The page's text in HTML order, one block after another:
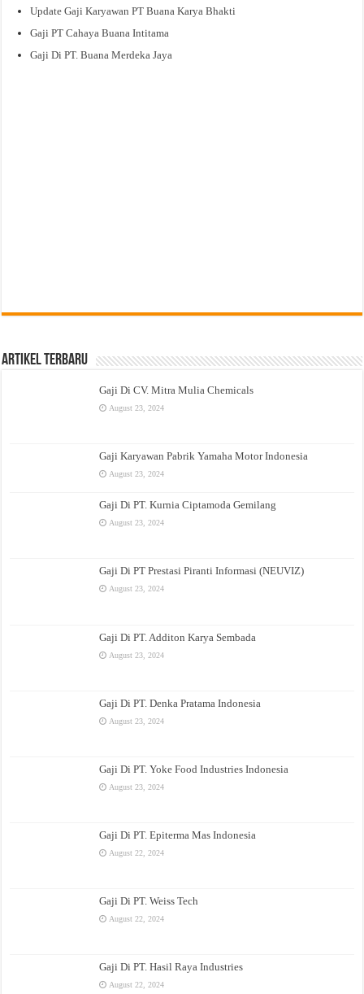
Update Gaji Karyawan PT Buana Karya Bhakti
Gaji PT Cahaya Buana Intitama
Gaji Di PT. Buana Merdeka Jaya
Artikel Terbaru
Gaji Di CV. Mitra Mulia Chemicals
August 23, 2024
Gaji Karyawan Pabrik Yamaha Motor Indonesia
August 23, 2024
Gaji Di PT. Kurnia Ciptamoda Gemilang
August 23, 2024
Gaji Di PT Prestasi Piranti Informasi (NEUVIZ)
August 23, 2024
Gaji Di PT. Additon Karya Sembada
August 23, 2024
Gaji Di PT. Denka Pratama Indonesia
August 23, 2024
Gaji Di PT. Yoke Food Industries Indonesia
August 23, 2024
Gaji Di PT. Epiterma Mas Indonesia
August 22, 2024
Gaji Di PT. Weiss Tech
August 22, 2024
Gaji Di PT. Hasil Raya Industries
August 22, 2024